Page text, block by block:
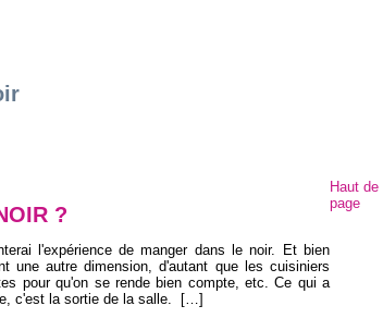
?
l'expérience de manger dans le noir. Et bien
une autre dimension, d'autant que les cuisiniers
pour qu'on se rende bien compte, etc. Ce qui a
c'est la sortie de la salle.
[…]
Haut de
page